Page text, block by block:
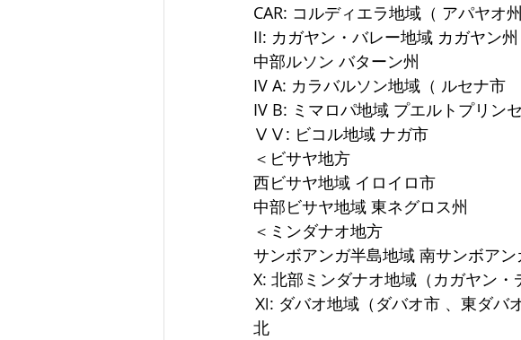
CAR: コルディエラ地域（ アパヤオ州
II: カガヤン・バレー地域 カガヤン州
中部ルソン バターン州
IV A: カラバルソン地域（ ルセナ市
IV B: ミマロパ地域 プエルトプリン
ⅤⅤ: ビコル地域 ナガ市
＜ビサヤ地方
西ビサヤ地域 イロイロ市
中部ビサヤ地域 東ネグロス州
＜ミンダナオ地方
サンボアンガ半島地域 南サンボア
X: 北部ミンダナオ地域（カガヤン・
Ⅺ: ダバオ地域（ダバオ市 、東ダバ
北